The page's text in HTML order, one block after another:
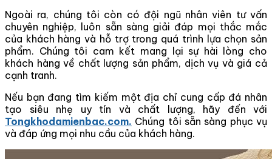
Ngoài ra, chúng tôi còn có đội ngũ nhân viên tư vấn
chuyên nghiệp, luôn sẵn sàng giải đáp mọi thắc mắc
của khách hàng và hỗ trợ trong quá trình lựa chọn sản
phẩm. Chúng tôi cam kết mang lại sự hài lòng cho
khách hàng về chất lượng sản phẩm, dịch vụ và giá cả
cạnh tranh.
Nếu bạn đang tìm kiếm một địa chỉ cung cấp đá nhân
tạo siêu nhẹ uy tín và chất lượng, hãy đến với
Tongkhodamienbac.com. Chúng tôi sẵn sàng phục vụ
và đáp ứng mọi nhu cầu của khách hàng.